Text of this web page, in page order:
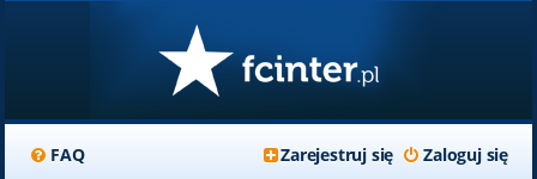
FAQ Zaloguj się
Zarejestruj się